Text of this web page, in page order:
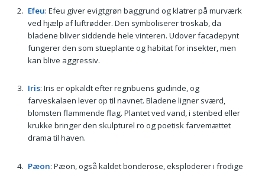
Efeu: Efeu giver evigtgrøn baggrund og klatrer på murværk
ved hjælp af luftrødder. Den symboliserer troskab, da
bladene bliver siddende hele vinteren. Udover facadepynt
fungerer den som stueplante og habitat for insekter, men
kan blive aggressiv.
Iris: Iris er opkaldt efter regnbuens gudinde, og
farveskalaen lever op til navnet. Bladene ligner sværd,
blomsten flammende flag. Plantet ved vand, i stenbed eller
krukke bringer den skulpturel ro og poetisk farvemættet
drama til haven.
Pæon: Pæon, også kaldet bonderose, eksploderer i frodige